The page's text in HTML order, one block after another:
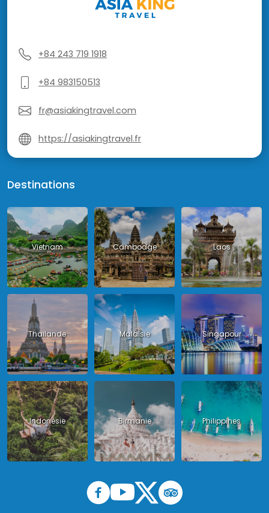
+84 243 719 1918
+84 983150513
fr@asiakingtravel.com
https://asiakingtravel.fr
Destinations
Vietnam Cambodge Laos
Thailande Malaisie Singapour
Indonésie Birmanie Philippines